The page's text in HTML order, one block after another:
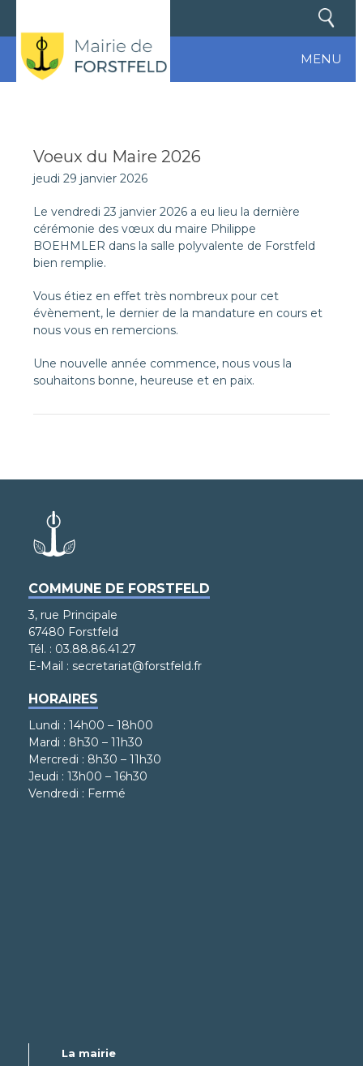
MENU
Voeux du Maire 2026
jeudi 29 janvier 2026
Le vendredi 23 janvier 2026 a eu lieu la dernière
cérémonie des vœux du maire Philippe
BOEHMLER dans la salle polyvalente de Forstfeld
bien remplie.
Vous étiez en effet très nombreux pour cet
évènement, le dernier de la mandature en cours et
nous vous en remercions.
Une nouvelle année commence, nous vous la
souhaitons bonne, heureuse et en paix.
COMMUNE DE FORSTFELD
3, rue Principale
67480 Forstfeld
Tél. : 03.88.86.41.27
E-Mail : secretariat@forstfeld.fr
HORAIRES
Lundi : 14h00 – 18h00
Mardi : 8h30 – 11h30
Mercredi : 8h30 – 11h30
Jeudi : 13h00 – 16h30
Vendredi : Fermé
La mairie